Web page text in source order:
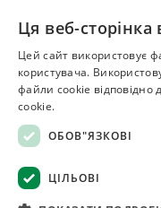
Ця веб-
Цей сайт використовує
користувача.
файли cookie відповідно
cookie.
ОБОВ"ЯЗКОВІ
ЦІЛЬОВІ